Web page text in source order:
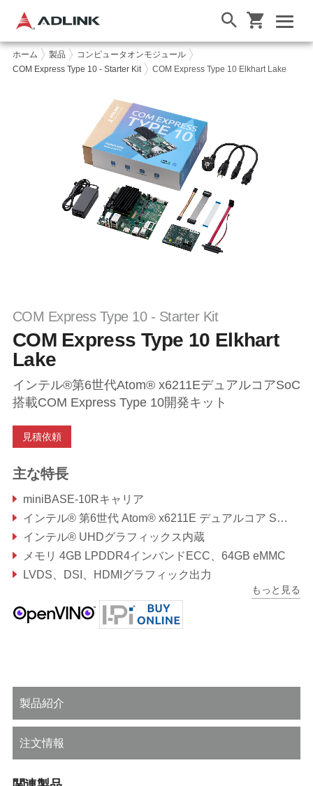
ホーム 製品
コンピュータオンモジュール
COM Express Type 10 - Starter Kit
COM Express Type 10 Elkhart Lake
COM Express Type 10 - Starter Kit
COM Express Type 10 Elkhart
Lake
インテル®第6世代Atom® x6211EデュアルコアSoC
搭載COM Express Type 10開発キット
見積依頼
主な特長
miniBASE-10Rキャリア
インテル® 第6世代 Atom® x6211E デュアルコア SoC搭載nanoX-ELモジュール
インテル® UHDグラフィックス内蔵
メモリ 4GB LPDDR4インバンドECC、64GB eMMC
LVDS、DSI、HDMIグラフィック出力
デュアルGbE、デュアルCANバス、PCIe Gen3、USB 2.0、USB 3.0
もっと見る
製品紹介
注文情報